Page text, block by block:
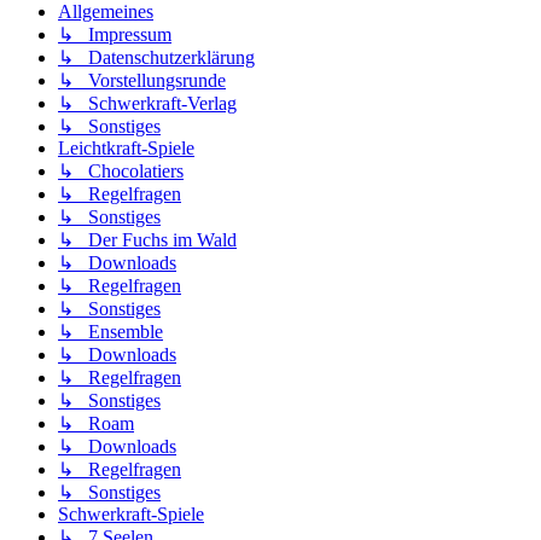
Allgemeines
↳ Impressum
↳ Datenschutzerklärung
↳ Vorstellungsrunde
↳ Schwerkraft-Verlag
↳ Sonstiges
Leichtkraft-Spiele
↳ Chocolatiers
↳ Regelfragen
↳ Sonstiges
↳ Der Fuchs im Wald
↳ Downloads
↳ Regelfragen
↳ Sonstiges
↳ Ensemble
↳ Downloads
↳ Regelfragen
↳ Sonstiges
↳ Roam
↳ Downloads
↳ Regelfragen
↳ Sonstiges
Schwerkraft-Spiele